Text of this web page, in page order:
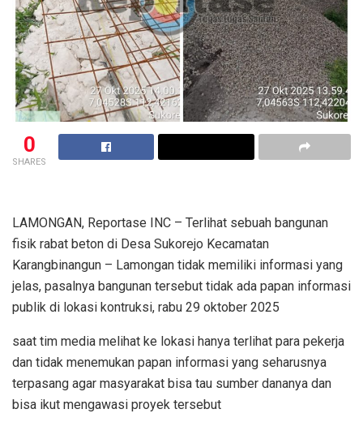
0
SHARES
LAMONGAN, Reportase INC – Terlihat sebuah bangunan
fisik rabat beton di Desa Sukorejo Kecamatan
Karangbinangun – Lamongan tidak memiliki informasi yang
jelas, pasalnya bangunan tersebut tidak ada papan informasi
publik di lokasi kontruksi, rabu 29 oktober 2025
saat tim media melihat ke lokasi hanya terlihat para pekerja
dan tidak menemukan papan informasi yang seharusnya
terpasang agar masyarakat bisa tau sumber dananya dan
bisa ikut mengawasi proyek tersebut